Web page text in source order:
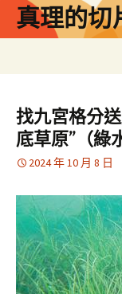
真理的切
找九宮格分
底草原”（綠
2024 年 10 月 8 日